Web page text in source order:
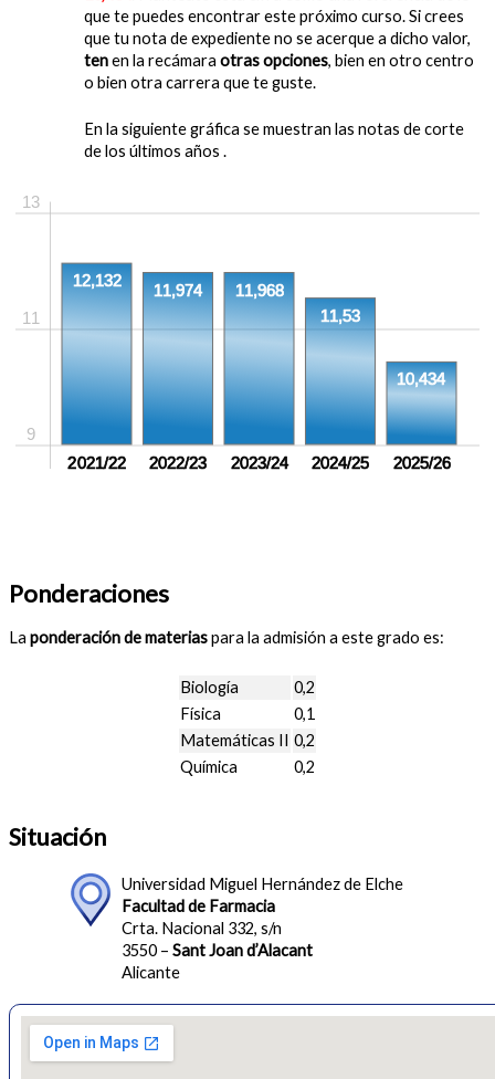
que te puedes encontrar este próximo curso. Si crees
que tu nota de expediente no se acerque a dicho valor,
tenen la recámara otras opciones, bien en otro centro
o bien otra carrera que te guste.
En la siguiente gráfica se muestran las notas de corte
de los últimos años .
13
9
11
12,132 11,974
11,968
11,53
10,434
2021/22 2022/23 2023/24 2024/25 2025/26
Ponderaciones
La ponderación de materiaspara la admisión a este grado es:
Biología
0,2
Física
0,1
Matemáticas II 0,2
Química
0,2
Situación
Universidad Miguel Hernández de Elche
Facultad de Farmacia
Crta. Nacional 332, s/n
3550 – Sant Joan d’Alacant
Alicante